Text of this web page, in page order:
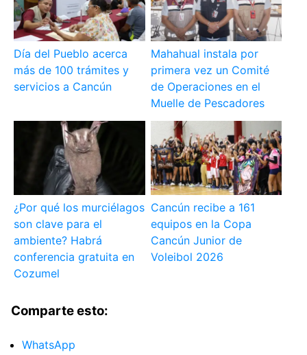
Día del Pueblo acerca
más de 100 trámites y
servicios a Cancún
Mahahual instala por
primera vez un Comité
de Operaciones en el
Muelle de Pescadores
¿Por qué los murciélagos
son clave para el
ambiente? Habrá
conferencia gratuita en
Cozumel
Cancún recibe a 161
equipos en la Copa
Cancún Junior de
Voleibol 2026
Comparte esto:
WhatsApp